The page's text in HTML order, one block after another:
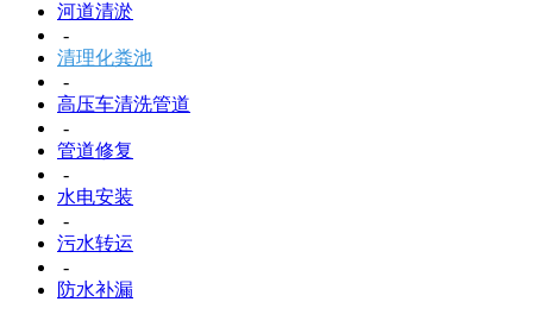
河道清淤
-
清理化粪池
-
高压车清洗管道
-
管道修复
-
水电安装
-
污水转运
-
防水补漏